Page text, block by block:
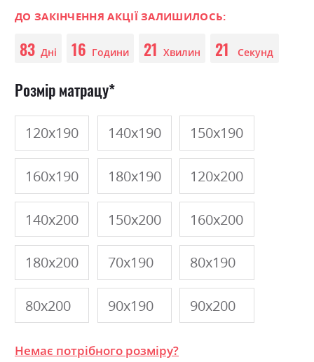
of
images
gallery
ДО ЗАКІНЧЕННЯ АКЦІЇ ЗАЛИШИЛОСЬ:
83 Дні 16 Години 21 Хвилин 21 Секунд
Розмір матрацу
120х190 140х190 150х190
160х190 180х190 120х200
140х200 150х200 160х200
180х200 70х190 80х190
80х200 90х190 90х200
Немає потрібного розміру?